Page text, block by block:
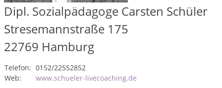
Dipl. Sozialpädagoge Carsten Schüler
Stresemannstraße 175
22769 Hamburg
Telefon: 0152/22552852
Web:
www.schueler-livecoaching.de